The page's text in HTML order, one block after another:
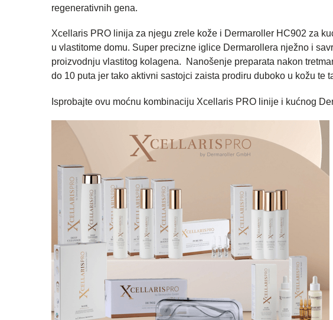
regenerativnih gena.
Xcellaris PRO linija za njegu zrele kože i Dermaroller HC902 za
u vlastitome domu. Super precizne iglice Dermarollera nježno i
proizvodnju vlastitog kolagena. Nanošenje preparata nakon
do 10 puta jer tako aktivni sastojci zaista prodiru duboko u kožu te
Isprobajte ovu moćnu kombinaciju Xcellaris PRO linije i kućnog